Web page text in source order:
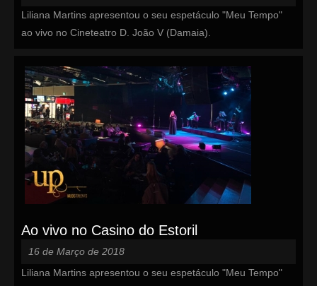
Liliana Martins apresentou o seu espetáculo "Meu Tempo"
ao vivo no Cineteatro D. João V (Damaia).
Ao vivo no Casino do Estoril
16 de Março de 2018
Liliana Martins apresentou o seu espetáculo "Meu Tempo"